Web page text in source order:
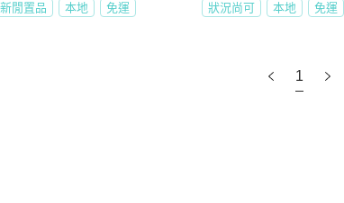
閒置品 本地 免運 狀況尚可 本地 免運
1